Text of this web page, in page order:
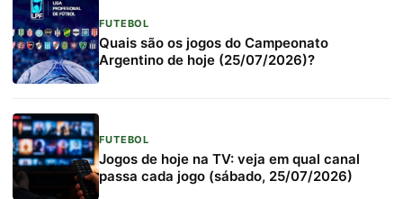
FUTEBOL
Quais são os jogos do Campeonato
Argentino de hoje (25/07/2026)?
FUTEBOL
Jogos de hoje na TV: veja em qual canal
passa cada jogo (sábado, 25/07/2026)